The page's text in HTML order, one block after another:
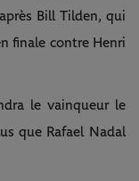
Bill Tilden, qui
finale contre Henri
le vainqueur le
que Rafael Nadal